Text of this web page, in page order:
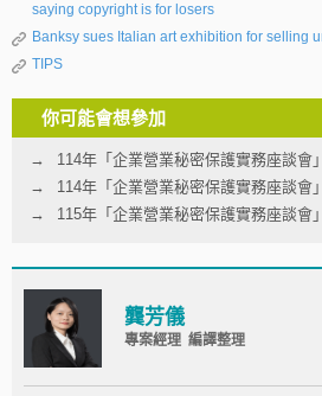
saying copyright is for losers
Banksy sues Italian art exhibition for selling
TIPS
你可能會想參加
114年「企業營業秘密保護實務座談會
114年「企業營業秘密保護實務座談會
115年「企業營業秘密保護實務座談會
龔芳儀
專案經理 編譯整理